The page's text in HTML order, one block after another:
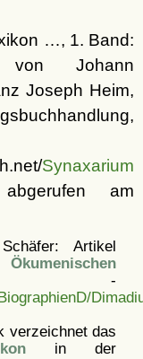
…, 1. Band:
von Johann
Joseph Heim,
Synaxarium
am
Artikel
Ökumenischen
verzeichnet das
in der